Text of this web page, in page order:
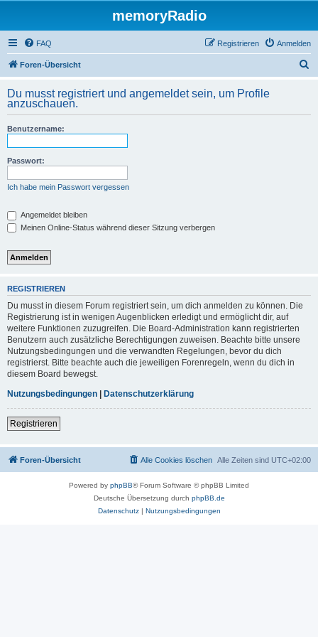
memoryRadio
FAQ Anmelden
Registrieren
Foren-Übersicht
h
Du musst registriert und angemeldet sein, um Profile
anzuschauen.
Benutzername:
Passwort:
Ich habe mein Passwort vergessen
Angemeldet bleiben
Meinen Online-Status während dieser Sitzung verbergen
REGISTRIEREN
Du musst in diesem Forum registriert sein, um dich anmelden zu können. Die
Registrierung ist in wenigen Augenblicken erledigt und ermöglicht dir, auf
weitere Funktionen zuzugreifen. Die Board-Administration kann registrierten
Benutzern auch zusätzliche Berechtigungen zuweisen. Beachte bitte unsere
Nutzungsbedingungen und die verwandten Regelungen, bevor du dich
registrierst. Bitte beachte auch die jeweiligen Forenregeln, wenn du dich in
diesem Board bewegst.
Nutzungsbedingungen | Datenschutzerklärung
Registrieren
Foren-Übersicht Alle Zeiten sind UTC+02:00
Alle Cookies löschen
Powered by phpBB® Forum Software © phpBB Limited
Deutsche Übersetzung durch phpBB.de
Datenschutz| Nutzungsbedingungen